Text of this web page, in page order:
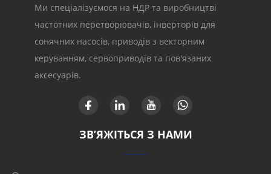
Ми спеціалізуємося на НДР та виробництві
частотних перетворювачів, інверторів для
сонячних насосів, приводів з векторним
керуванням, сервоприводів та пов'язаних
аксесуарів.
ЗВ’ЯЖІТЬСЯ З НАМИ